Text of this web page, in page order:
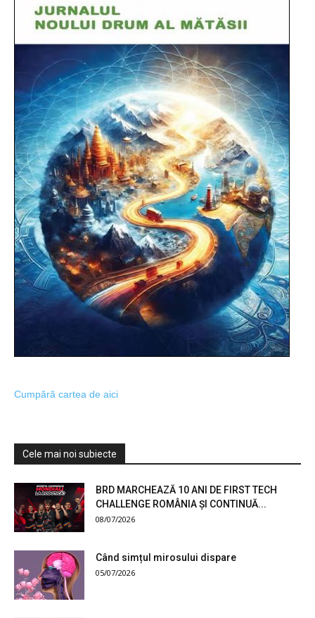
Cumpără cartea de aici
Cele mai noi subiecte
BRD MARCHEAZĂ 10 ANI DE FIRST TECH
CHALLENGE ROMÂNIA ȘI CONTINUĂ...
08/07/2026
Când simțul mirosului dispare
05/07/2026